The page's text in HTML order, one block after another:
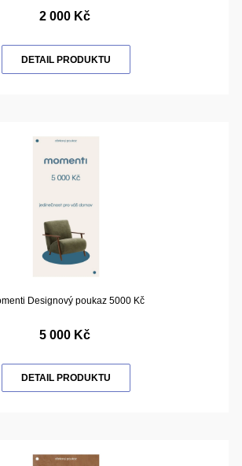
2 000 Kč
DETAIL PRODUKTU
Designový poukaz 5000 Kč
5 000 Kč
DETAIL PRODUKTU